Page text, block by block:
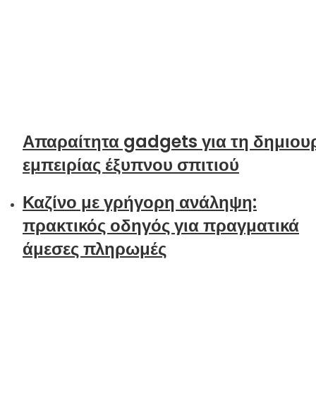
Απαραίτητα gadgets για τη
εμπειρίας έξυπνου σπιτιού
Καζίνο με γρήγορη ανάληψη:
πρακτικός οδηγός για πραγματικά
άμεσες πληρωμές